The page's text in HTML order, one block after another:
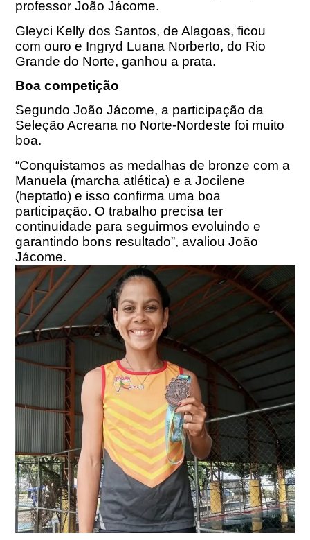
professor João Jácome.
Gleyci Kelly dos Santos, de Alagoas, ficou
com ouro e Ingryd Luana Norberto, do Rio
Grande do Norte, ganhou a prata.
Boa competição
Segundo João Jácome, a participação da
Seleção Acreana no Norte-Nordeste foi muito
boa.
“Conquistamos as medalhas de bronze com a
Manuela (marcha atlética) e a Jocilene
(heptatlo) e isso confirma uma boa
participação. O trabalho precisa ter
continuidade para seguirmos evoluindo e
garantindo bons resultado”, avaliou João
Jácome.